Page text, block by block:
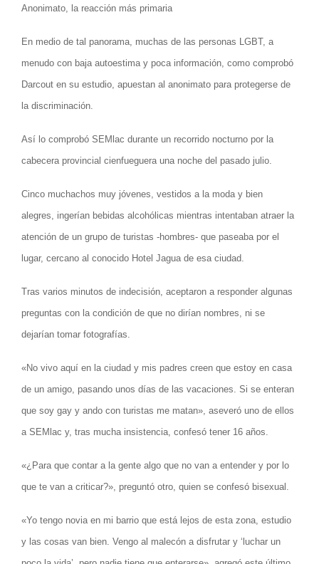
Anonimato, la reacción más primaria
En medio de tal panorama, muchas de las personas LGBT, a
menudo con baja autoestima y poca información, como comprobó
Darcout en su estudio, apuestan al anonimato para protegerse de
la discriminación.
Así lo comprobó SEMlac durante un recorrido nocturno por la
cabecera provincial cienfueguera una noche del pasado julio.
Cinco muchachos muy jóvenes, vestidos a la moda y bien
alegres, ingerían bebidas alcohólicas mientras intentaban atraer la
atención de un grupo de turistas -hombres- que paseaba por el
lugar, cercano al conocido Hotel Jagua de esa ciudad.
Tras varios minutos de indecisión, aceptaron a responder algunas
preguntas con la condición de que no dirían nombres, ni se
dejarían tomar fotografías.
«No vivo aquí en la ciudad y mis padres creen que estoy en casa
de un amigo, pasando unos días de las vacaciones. Si se enteran
que soy gay y ando con turistas me matan», aseveró uno de ellos
a SEMlac y, tras mucha insistencia, confesó tener 16 años.
«¿Para que contar a la gente algo que no van a entender y por lo
que te van a criticar?», preguntó otro, quien se confesó bisexual.
«Yo tengo novia en mi barrio que está lejos de esta zona, estudio
y las cosas van bien. Vengo al malecón a disfrutar y ‘luchar un